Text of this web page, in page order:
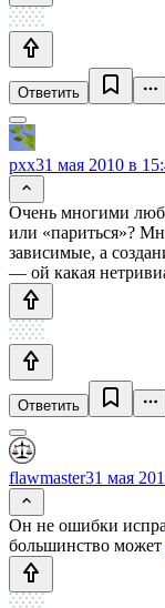
Ответить
pxx31 мая 2010 в
Очень многими
или «париться»?
зависимые, а
— ой какая
Ответить
flawmaster31 мая
Он не ошибки
большинство может